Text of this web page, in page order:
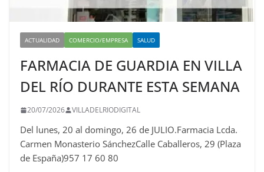
ACTUALIDAD COMERCIO/EMPRESA SALUD
FARMACIA DE GUARDIA EN VILLA
DEL RÍO DURANTE ESTA SEMANA
20/07/2026 VILLADELRIODIGITAL
Del lunes, 20 al domingo, 26 de JULIO.Farmacia Lcda.
Carmen Monasterio SánchezCalle Caballeros, 29 (Plaza
de España)957 17 60 80